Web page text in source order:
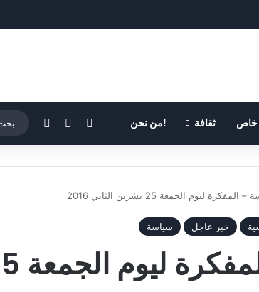
خاص ثقافة !من نحن فيسبوك‫YouTubeإضافة
ليوم الجمعة 25 تشرين الثاني 2016
خبر عاجل سياسة